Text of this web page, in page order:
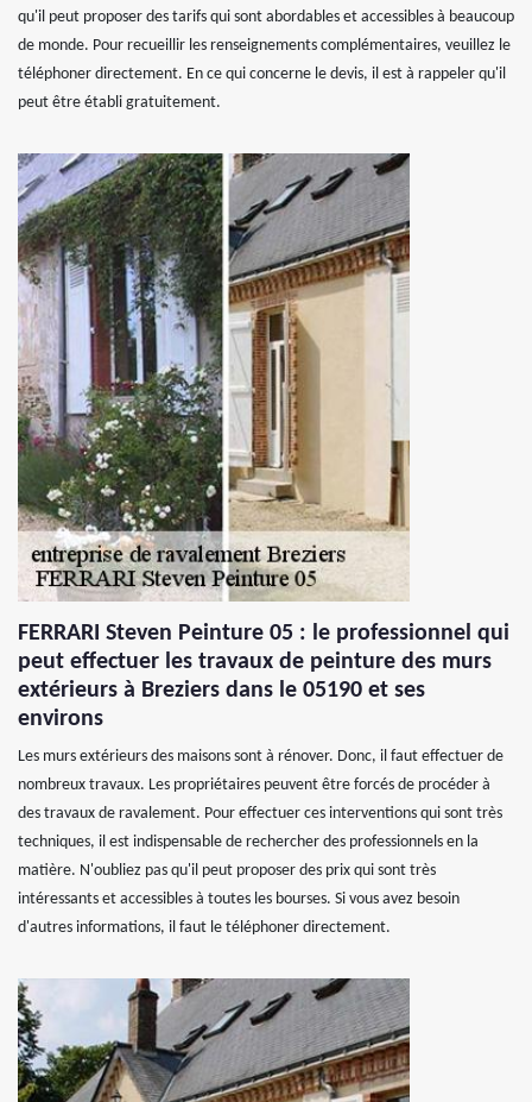
qu'il peut proposer des tarifs qui sont abordables et accessibles à beaucoup
de monde. Pour recueillir les renseignements complémentaires, veuillez le
téléphoner directement. En ce qui concerne le devis, il est à rappeler qu'il
peut être établi gratuitement.
FERRARI Steven Peinture 05 : le professionnel qui
peut effectuer les travaux de peinture des murs
extérieurs à Breziers dans le 05190 et ses
environs
Les murs extérieurs des maisons sont à rénover. Donc, il faut effectuer de
nombreux travaux. Les propriétaires peuvent être forcés de procéder à
des travaux de ravalement. Pour effectuer ces interventions qui sont très
techniques, il est indispensable de rechercher des professionnels en la
matière. N'oubliez pas qu'il peut proposer des prix qui sont très
intéressants et accessibles à toutes les bourses. Si vous avez besoin
d'autres informations, il faut le téléphoner directement.